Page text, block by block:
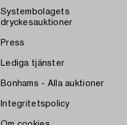
Systembolagets
dryckesauktioner
Press
Lediga tjänster
Bonhams - Alla auktioner
Integritetspolicy